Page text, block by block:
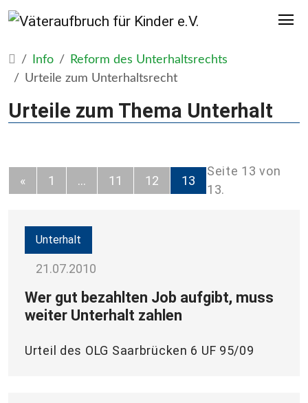
Info
Reform des Unterhaltsrechts
Urteile zum Unterhaltsrecht
Urteile zum Thema Unterhalt
« 1 … 11 12 13
Seite 13 von
13.
Unterhalt
21.07.2010
Wer gut bezahlten Job aufgibt, muss
weiter Unterhalt zahlen
Urteil des OLG Saarbrücken 6 UF 95/09